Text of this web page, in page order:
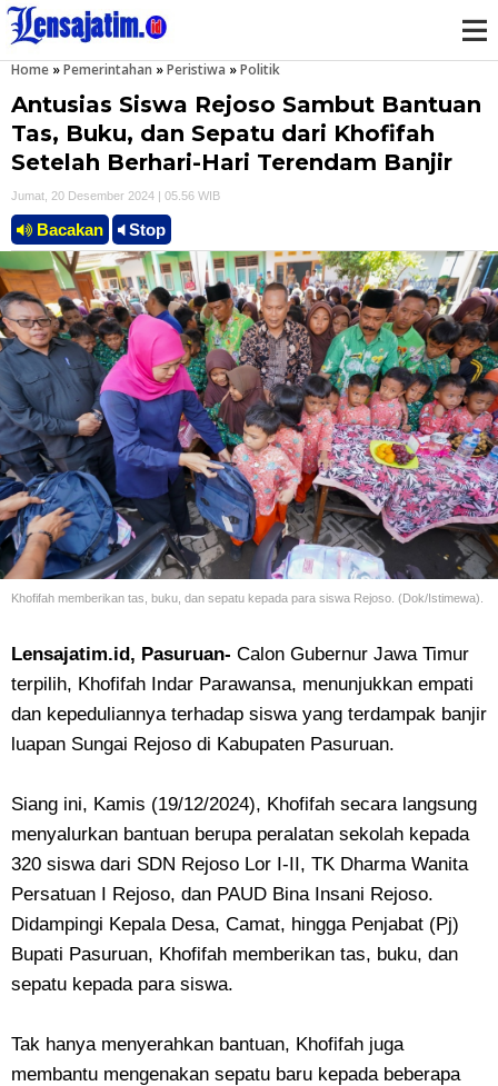
Home »Pemerintahan »Peristiwa »Politik
Antusias Siswa Rejoso Sambut Bantuan
Tas, Buku, dan Sepatu dari Khofifah
Setelah Berhari-Hari Terendam Banjir
Jumat, 20 Desember 2024 | 05.56 WIB
Bacakan Stop
Khofifah memberikan tas, buku, dan sepatu kepada para siswa Rejoso. (Dok/Istimewa).
Lensajatim.id, Pasuruan- Calon Gubernur Jawa Timur
terpilih, Khofifah Indar Parawansa, menunjukkan empati
dan kepeduliannya terhadap siswa yang terdampak banjir
luapan Sungai Rejoso di Kabupaten Pasuruan.
Siang ini, Kamis (19/12/2024), Khofifah secara langsung
menyalurkan bantuan berupa peralatan sekolah kepada
320 siswa dari SDN Rejoso Lor I-II, TK Dharma Wanita
Persatuan I Rejoso, dan PAUD Bina Insani Rejoso.
Didampingi Kepala Desa, Camat, hingga Penjabat (Pj)
Bupati Pasuruan, Khofifah memberikan tas, buku, dan
sepatu kepada para siswa.
Tak hanya menyerahkan bantuan, Khofifah juga
membantu mengenakan sepatu baru kepada beberapa